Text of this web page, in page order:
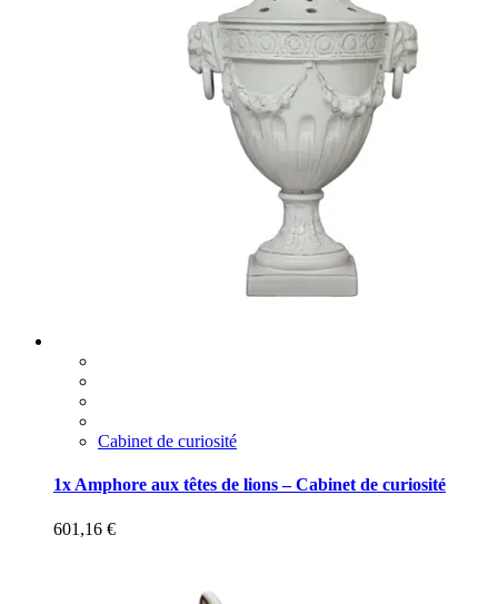
Cabinet de curiosité
1x Amphore aux têtes de lions – Cabinet de curiosité
601,16 €